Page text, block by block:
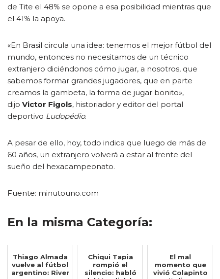
de Tite el 48% se opone a esa posibilidad mientras que
el 41% la apoya.
«En Brasil circula una idea: tenemos el mejor fútbol del
mundo, entonces no necesitamos de un técnico
extranjero diciéndonos cómo jugar, a nosotros, que
sabemos formar grandes jugadores, que en parte
creamos la gambeta, la forma de jugar bonito»,
dijo Victor Figols, historiador y editor del portal
deportivo Ludopédio.
A pesar de ello, hoy, todo indica que luego de más de
60 años, un extranjero volverá a estar al frente del
sueño del hexacampeonato.
Fuente: minutouno.com
En la misma Categoría:
Thiago Almada
vuelve al fútbol
argentino: River
Chiqui Tapia
rompió el
silencio: habló
El mal
momento que
vivió Colapinto